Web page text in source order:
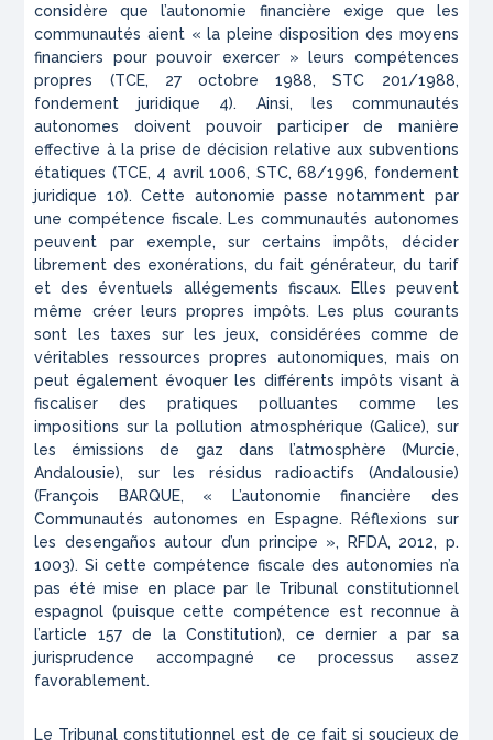
considère que l’autonomie financière exige que les
communautés aient « la pleine disposition des moyens
financiers pour pouvoir exercer » leurs compétences
propres (TCE, 27 octobre 1988, STC 201/1988,
fondement juridique 4). Ainsi, les communautés
autonomes doivent pouvoir participer de manière
effective à la prise de décision relative aux subventions
étatiques (TCE, 4 avril 1006, STC, 68/1996, fondement
juridique 10). Cette autonomie passe notamment par
une compétence fiscale. Les communautés autonomes
peuvent par exemple, sur certains impôts, décider
librement des exonérations, du fait générateur, du tarif
et des éventuels allégements fiscaux. Elles peuvent
même créer leurs propres impôts. Les plus courants
sont les taxes sur les jeux, considérées comme de
véritables ressources propres autonomiques, mais on
peut également évoquer les différents impôts visant à
fiscaliser des pratiques polluantes comme les
impositions sur la pollution atmosphérique (Galice), sur
les émissions de gaz dans l’atmosphère (Murcie,
Andalousie), sur les résidus radioactifs (Andalousie)
(François BARQUE, « L’autonomie financière des
Communautés autonomes en Espagne. Réflexions sur
les desengaños autour d’un principe », RFDA, 2012, p.
1003). Si cette compétence fiscale des autonomies n’a
pas été mise en place par le Tribunal constitutionnel
espagnol (puisque cette compétence est reconnue à
l’article 157 de la Constitution), ce dernier a par sa
jurisprudence accompagné ce processus assez
favorablement.
Le Tribunal constitutionnel est de ce fait si soucieux de